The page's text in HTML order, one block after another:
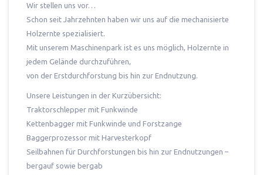
Wir stellen uns vor…
Schon seit Jahrzehnten haben wir uns auf die mechanisierte
Holzernte spezialisiert.
Mit unserem Maschinenpark ist es uns möglich, Holzernte in
jedem Gelände durchzuführen,
von der Erstdurchforstung bis hin zur Endnutzung.
Unsere Leistungen in der Kurzübersicht:
Traktorschlepper mit Funkwinde
Kettenbagger mit Funkwinde und Forstzange
Baggerprozessor mit Harvesterkopf
Seilbahnen für Durchforstungen bis hin zur Endnutzungen –
bergauf sowie bergab